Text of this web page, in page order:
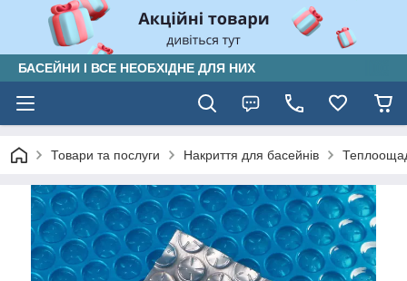
БАСЕЙНИ І ВСЕ НЕОБХІДНЕ ДЛЯ НИХ
Товари та послуги Накриття для басейнів